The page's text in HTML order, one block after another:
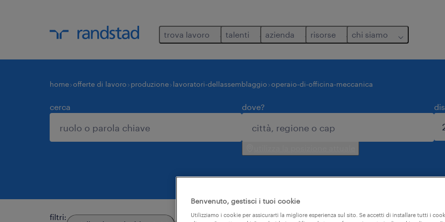
trova lavoro talenti azienda risorse chi siamo
home offerte di lavoro produzione lavoratori-dellassemblaggio operaio-di-officina-meccanica
cerca dove?
filtri:
Benvenuto, gestisci i tuoi cookie
Utilizziamo i cookie per assicurarti la migliore esperienza sul sito. Se accetti di installare tutti i